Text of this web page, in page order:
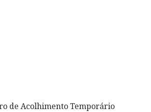
de Acolhimento Temporário